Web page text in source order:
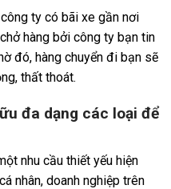
ty có bãi xe gần nơi
hàng bởi công ty bạn tin
đó, hàng chuyển đi bạn sẽ
thất thoát.
đa dạng các loại để
nhu cầu thiết yếu hiện
nhân, doanh nghiệp trên